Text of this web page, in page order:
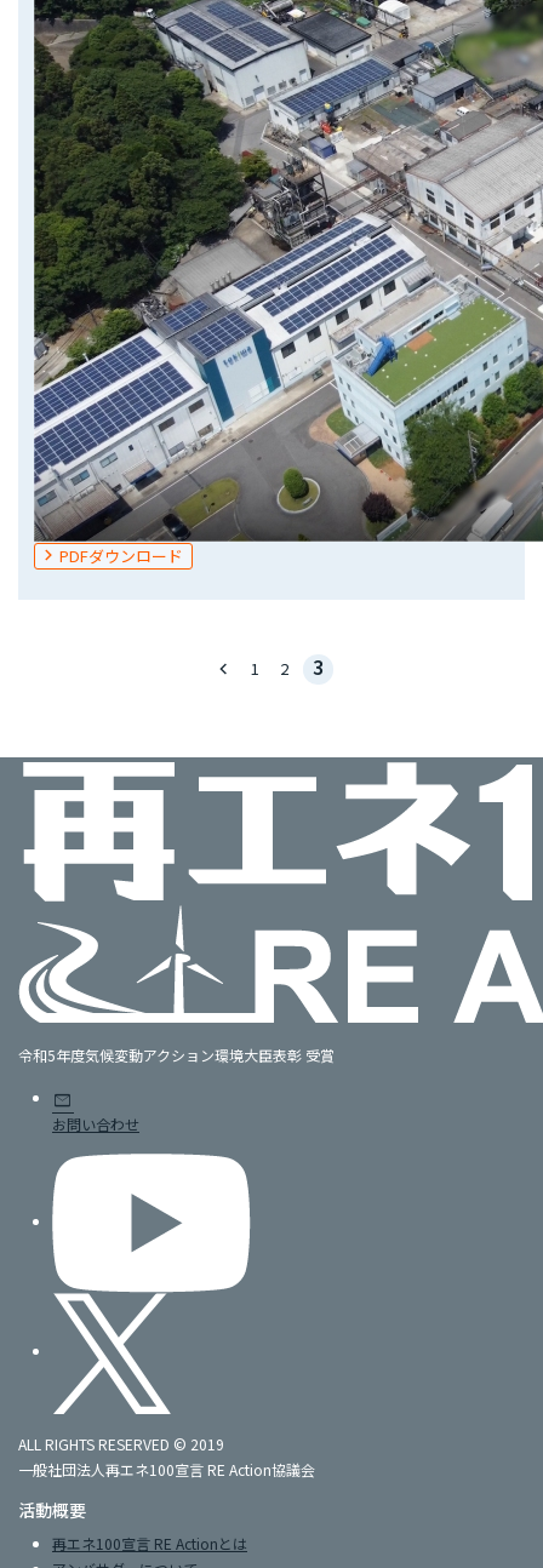
PDFダウンロード
keyboard_arrow_left 1 2 3
令和5年度気候変動アクション環境大臣表彰 受賞
mail
お問い合わせ
ALL RIGHTS RESERVED © 2019
一般社団法人再エネ100宣言 RE Action協議会
活動概要
再エネ100宣言 RE Actionとは